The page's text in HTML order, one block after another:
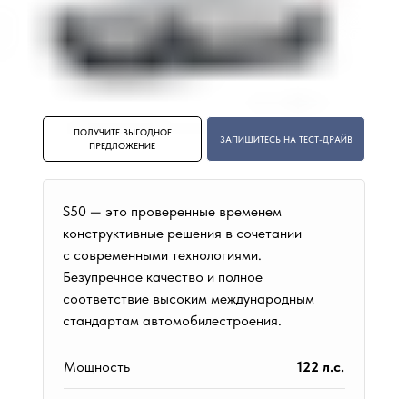
ПОЛУЧИТЕ ВЫГОДНОЕ
ПРЕДЛОЖЕНИЕ
ЗАПИШИТЕСЬ НА ТЕСТ-ДРАЙВ
S50 — это проверенные временем
конструктивные решения в сочетании
с современными технологиями.
Безупречное качество и полное
соответствие высоким международным
стандартам автомобилестроения.
Мощность 122 л.с.